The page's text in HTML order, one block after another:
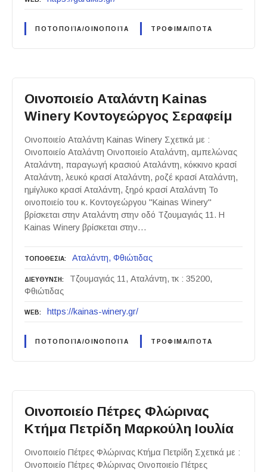
ΠΟΤΟΠΟΙΊΑ/ΟΙΝΟΠΟΙΊΑ ΤΡΟΦΙΜΑ/ΠΟΤΑ
Οινοποιείο Αταλάντη Kainas
Winery Κοντογεώργος Σεραφείμ
Οινοποιείο Αταλάντη Kainas Winery Σχετικά με :
Οινοποιείο Αταλάντη Οινοποιείο Αταλάντη, αμπελώνας
Αταλάντη, παραγωγή κρασιού Αταλάντη, κόκκινο κρασί
Αταλάντη, λευκό κρασί Αταλάντη, ροζέ κρασί Αταλάντη,
ημίγλυκο κρασί Αταλάντη, ξηρό κρασί Αταλάντη Το
οινοποιείο του κ. Κοντογεώργου "Kainas Winery"
βρίσκεται στην Αταλάντη στην οδό Τζουμαγιάς 11. Η
Kainas Winery βρίσκεται στην…
ΤΟΠΟΘΕΣΙΑ Αταλάντη Φθιώτιδας
ΔΙΕΥΘΥΝΣΗ
Τζουμαγιάς 11, Αταλάντη, τκ : 35200,
Φθιώτιδας
WEB https://kainas-winery.gr/
ΠΟΤΟΠΟΙΊΑ/ΟΙΝΟΠΟΙΊΑ ΤΡΟΦΙΜΑ/ΠΟΤΑ
Οινοποιείο Πέτρες Φλώρινας
Κτήμα Πετρίδη Μαρκούλη Ιουλία
Οινοποιείο Πέτρες Φλώρινας Κτήμα Πετρίδη Σχετικά με :
Οινοποιείο Πέτρες Φλώρινας Οινοποιείο Πέτρες